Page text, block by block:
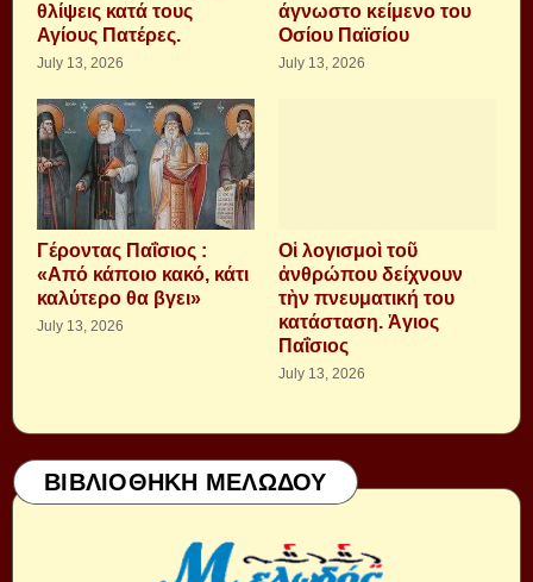
θλίψεις κατά τους
Αγίους Πατέρες.
July 13, 2026
άγνωστο κείμενο του
Οσίου Παϊσίου
July 13, 2026
Γέροντας Παΐσιος :
«Από κάποιο κακό, κάτι
καλύτερο θα βγει»
July 13, 2026
Οἱ λογισμοὶ τοῦ
ἀνθρώπου δείχνουν
τὴν πνευματική του
κατάσταση. Ἁγιος
Παΐσιος
July 13, 2026
ΒΙΒΛΙΟΘΗΚΗ ΜΕΛΩΔΟΥ